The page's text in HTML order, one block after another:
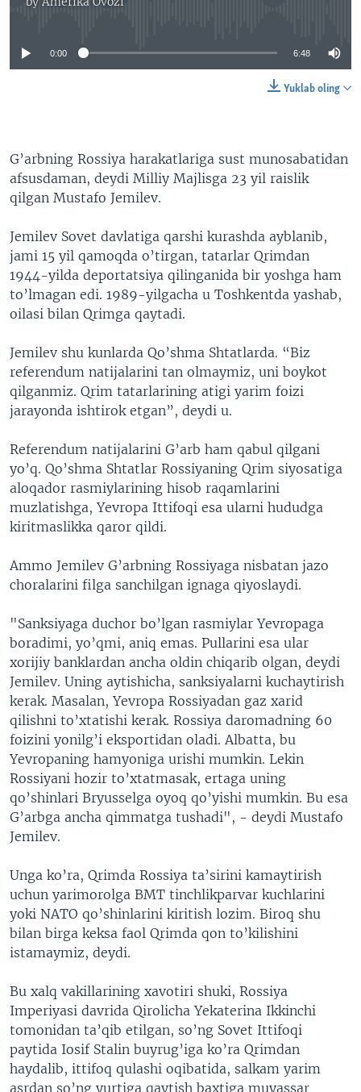
No media source currently available
0:00 6:48
Yuklab oling
G’arbning Rossiya harakatlariga sust munosabatidan
afsusdaman, deydi Milliy Majlisga 23 yil raislik
qilgan Mustafo Jemilev.
Jemilev Sovet davlatiga qarshi kurashda ayblanib,
jami 15 yil qamoqda o’tirgan, tatarlar Qrimdan
1944-yilda deportatsiya qilinganida bir yoshga ham
to’lmagan edi. 1989-yilgacha u Toshkentda yashab,
oilasi bilan Qrimga qaytadi.
Jemilev shu kunlarda Qo’shma Shtatlarda. “Biz
referendum natijalarini tan olmaymiz, uni boykot
qilganmiz. Qrim tatarlarining atigi yarim foizi
jarayonda ishtirok etgan”, deydi u.
Referendum natijalarini G’arb ham qabul qilgani
yo’q. Qo’shma Shtatlar Rossiyaning Qrim siyosatiga
aloqador rasmiylarining hisob raqamlarini
muzlatishga, Yevropa Ittifoqi esa ularni hududga
kiritmaslikka qaror qildi.
Ammo Jemilev G’arbning Rossiyaga nisbatan jazo
choralarini filga sanchilgan ignaga qiyoslaydi.
"Sanksiyaga duchor bo’lgan rasmiylar Yevropaga
boradimi, yo’qmi, aniq emas. Pullarini esa ular
xorijiy banklardan ancha oldin chiqarib olgan, deydi
Jemilev. Uning aytishicha, sanksiyalarni kuchaytirish
kerak. Masalan, Yevropa Rossiyadan gaz xarid
qilishni to’xtatishi kerak. Rossiya daromadning 60
foizini yonilg’i eksportidan oladi. Albatta, bu
Yevropaning hamyoniga urishi mumkin. Lekin
Rossiyani hozir to’xtatmasak, ertaga uning
qo’shinlari Bryusselga oyoq qo’yishi mumkin. Bu esa
G’arbga ancha qimmatga tushadi", - deydi Mustafo
Jemilev.
Unga ko’ra, Qrimda Rossiya ta’sirini kamaytirish
uchun yarimorolga BMT tinchlikparvar kuchlarini
yoki NATO qo’shinlarini kiritish lozim. Biroq shu
bilan birga keksa faol Qrimda qon to’kilishini
istamaymiz, deydi.
Bu xalq vakillarining xavotiri shuki, Rossiya
Imperiyasi davrida Qirolicha Yekaterina Ikkinchi
tomonidan ta’qib etilgan, so’ng Sovet Ittifoqi
paytida Iosif Stalin buyrug’iga ko’ra Qrimdan
haydalib, ittifoq qulashi oqibatida, salkam yarim
asrdan so’ng yurtiga qaytish baxtiga muyassar